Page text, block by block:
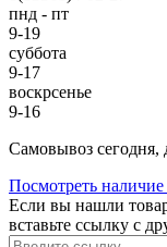
пнд - пт
9-19
суббота
9-17
воскрсенье
9-16
Cамовывоз сегодня,
Посмотреть наличие
Если вы нашли
вставьте ссылку с